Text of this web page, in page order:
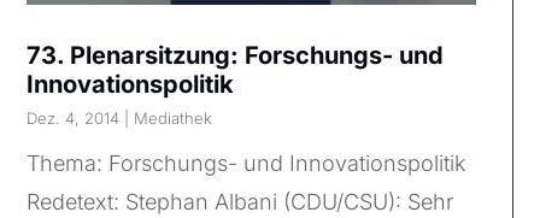
73. Plenarsitzung: Forschungs- und
Innovationspolitik
Dez. 4, 2014 Mediathek
Thema: Forschungs- und Innovationspolitik
Redetext: Stephan Albani (CDU/CSU): Sehr